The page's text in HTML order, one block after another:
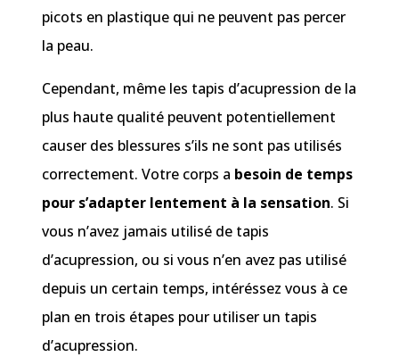
picots en plastique qui ne peuvent pas percer
la peau.
Cependant, même les tapis d’acupression de la
plus haute qualité peuvent potentiellement
causer des blessures s’ils ne sont pas utilisés
correctement. Votre corps a besoin de temps
pour s’adapter lentement à la sensation. Si
vous n’avez jamais utilisé de tapis
d’acupression, ou si vous n’en avez pas utilisé
depuis un certain temps, intéréssez vous à ce
plan en trois étapes pour utiliser un tapis
d’acupression.